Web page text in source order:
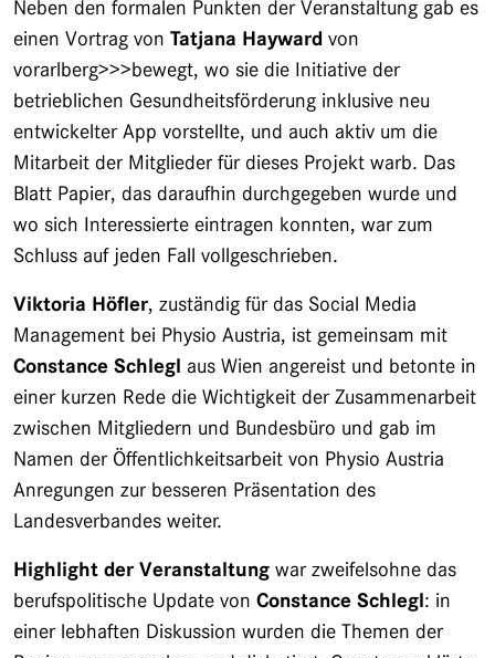
Neben den formalen Punkten der Veranstaltung gab es
einen Vortrag von Tatjana Hayward von
vorarlberg>>>bewegt, wo sie die Initiative der
betrieblichen Gesundheitsförderung inklusive neu
entwickelter App vorstellte, und auch aktiv um die
Mitarbeit der Mitglieder für dieses Projekt warb. Das
Blatt Papier, das daraufhin durchgegeben wurde und
wo sich Interessierte eintragen konnten, war zum
Schluss auf jeden Fall vollgeschrieben.
Viktoria Höfler, zuständig für das Social Media
Management bei Physio Austria, ist gemeinsam mit
Constance Schlegl aus Wien angereist und betonte in
einer kurzen Rede die Wichtigkeit der Zusammenarbeit
zwischen Mitgliedern und Bundesbüro und gab im
Namen der Öffentlichkeitsarbeit von Physio Austria
Anregungen zur besseren Präsentation des
Landesverbandes weiter.
Highlight der Veranstaltung war zweifelsohne das
berufspolitische Update von Constance Schlegl: in
einer lebhaften Diskussion wurden die Themen der